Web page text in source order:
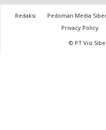
Redaksi Pedoman Media
Privacy Policy
© PT Visi